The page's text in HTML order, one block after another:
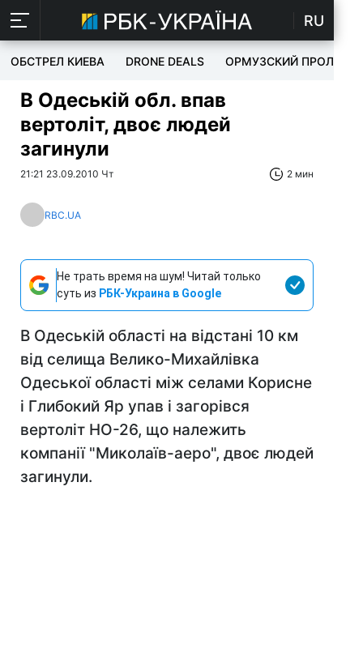
RU
ОБСТРЕЛ КИЕВА DRONE DEALS ОРМУЗСКИЙ ПРОЛИВ
В Одеській обл. впав
вертоліт, двоє людей
загинули
21:21 23.09.2010 Чт 2 мин
RBC.UA
Не трать время на шум! Читай только
суть из РБК-Украина в Google
В Одеській області на відстані 10 км
від селища Велико-Михайлівка
Одеської області між селами Корисне
і Глибокий Яр упав і загорівся
вертоліт НО-26, що належить
компанії "Миколаїв-аеро", двоє людей
загинули.